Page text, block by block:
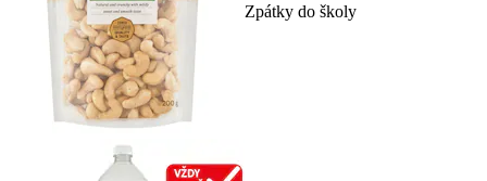
Zpátky do školy